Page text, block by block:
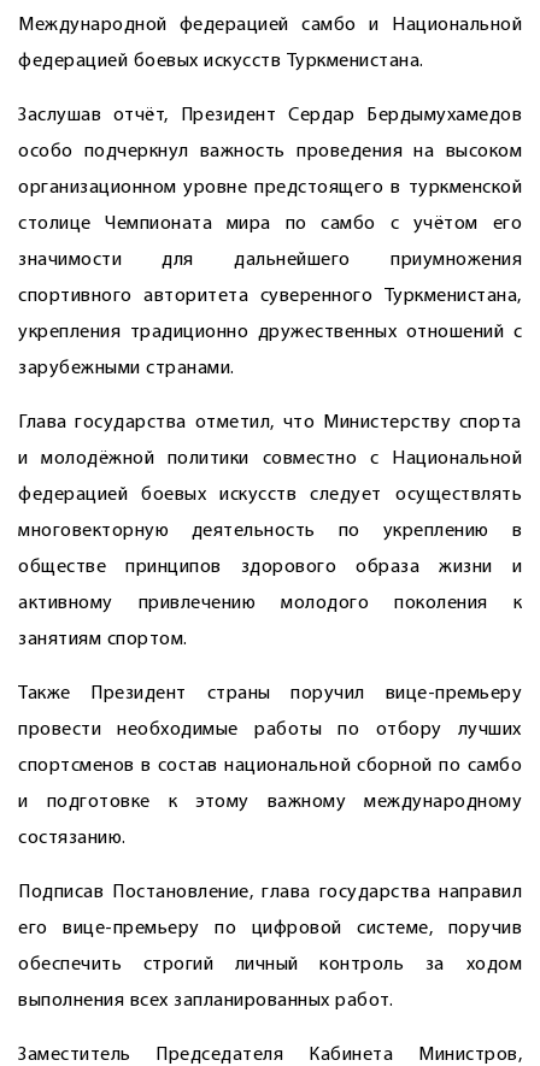
Международной федерацией самбо и Национальной
федерацией боевых искусств Туркменистана.
Заслушав отчёт, Президент Сердар Бердымухамедов
особо подчеркнул важность проведения на высоком
организационном уровне предстоящего в туркменской
столице Чемпионата мира по самбо с учётом его
значимости для дальнейшего приумножения
спортивного авторитета суверенного Туркменистана,
укрепления традиционно дружественных отношений с
зарубежными странами.
Глава государства отметил, что Минис­терству спорта
и молодёжной политики совместно с Национальной
федерацией боевых искусств следует осуществлять
многовекторную деятельность по укреп­лению в
обществе принципов здорового образа жизни и
активному привлечению молодого поколения к
занятиям спортом.
Также Президент страны поручил вице-премьеру
провести необходимые работы по отбору лучших
спортсменов в состав национальной сборной по самбо
и подготовке к этому важному международному
состязанию.
Подписав Постановление, глава государства направил
его вице-премьеру по цифровой системе, поручив
обеспечить строгий личный контроль за ходом
выполнения всех запланированных работ.
Заместитель Председателя Кабинета Министров,